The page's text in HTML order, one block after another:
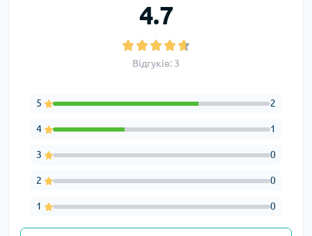
4.7
Відгуків: 3
5 2
4 1
3 0
2 0
1 0